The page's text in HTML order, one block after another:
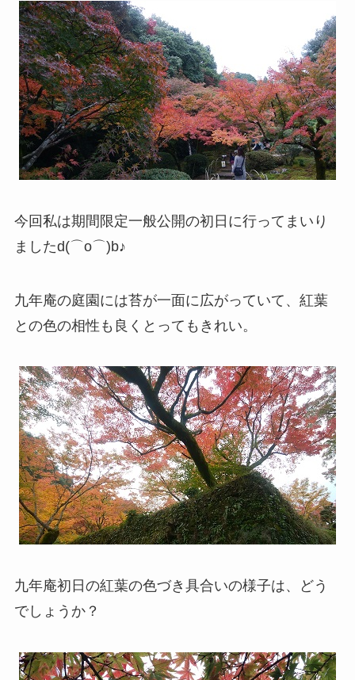
今回私は期間限定一般公開の初日に行ってまいり
ましたd(⌒o⌒)b♪
九年庵の庭園には苔が一面に広がっていて、紅葉
との色の相性も良くとってもきれい。
九年庵初日の紅葉の色づき具合いの様子は、どう
でしょうか？